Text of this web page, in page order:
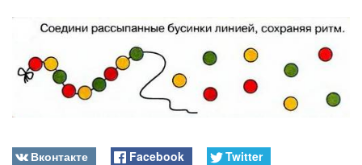
Вконтакте Facebook
Twitter